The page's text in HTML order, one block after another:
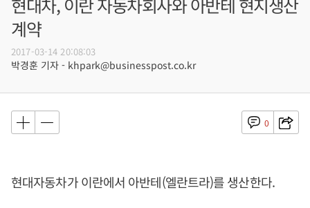
계약
2017-03-14 20:08:03
박경훈 기자 - khpark@businesspost.co.kr
0
현대자동차가 이란에서 아반테(엘란트라)를 생산한다.